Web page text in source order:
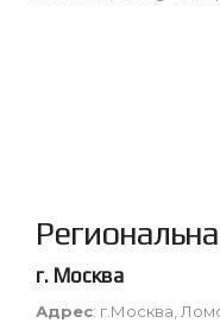
г. Москва
Адрес: г.Москва,